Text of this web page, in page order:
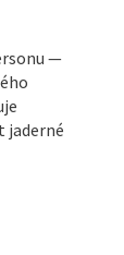
—
jaderné